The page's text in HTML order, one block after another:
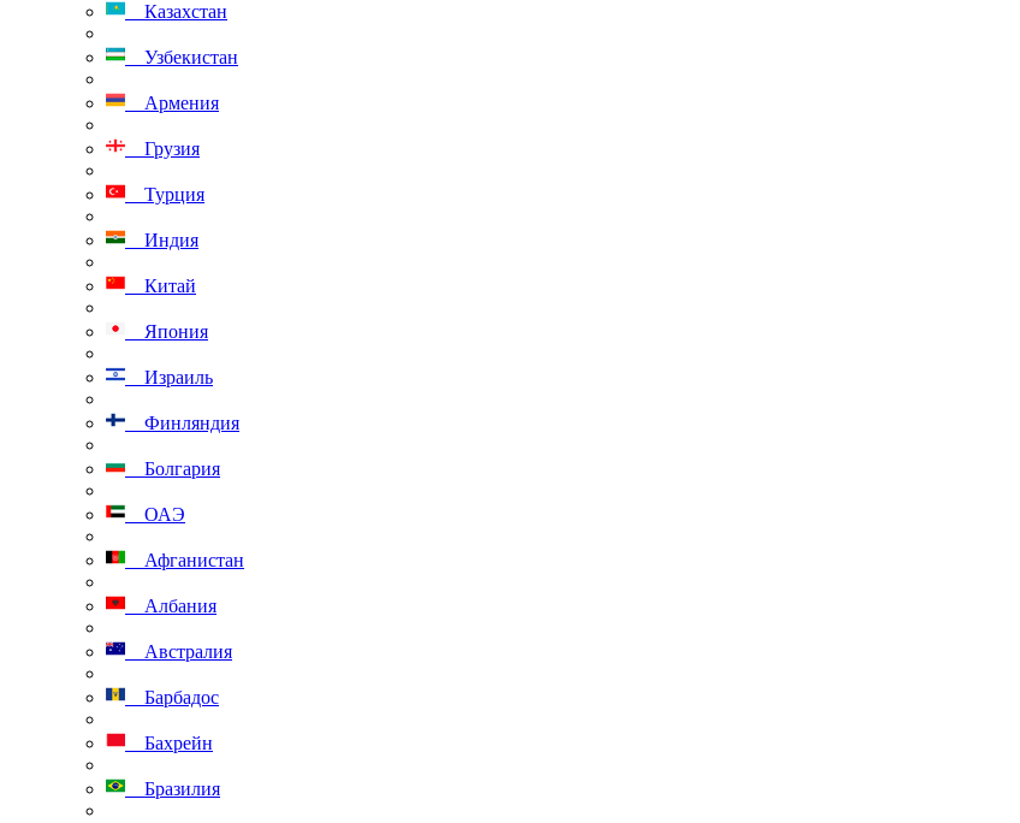
Казахстан
Узбекистан
Армения
Грузия
Турция
Индия
Китай
Япония
Израиль
Финляндия
Болгария
ОАЭ
Афганистан
Албания
Австралия
Барбадос
Бахрейн
Бразилия